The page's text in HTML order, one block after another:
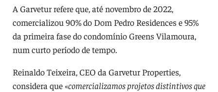
A Garvetur refere que, até novembro de 2022,
comercializou 90% do Dom Pedro Residences e 95%
da primeira fase do condomínio Greens Vilamoura,
num curto período de tempo.
Reinaldo Teixeira, CEO da Garvetur Properties,
considera que «comercializamos projetos distintivos que